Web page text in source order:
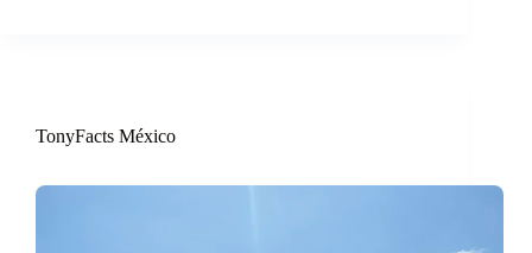
TonyFacts México